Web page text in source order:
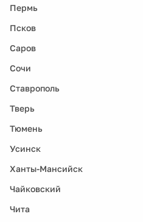
Пермь
Псков
Саров
Сочи
Ставрополь
Тверь
Тюмень
Усинск
Ханты-Мансийск
Чайковский
Чита